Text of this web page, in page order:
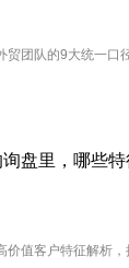
贸团队的9大统一口
盘里，哪些
价值客户特征解析